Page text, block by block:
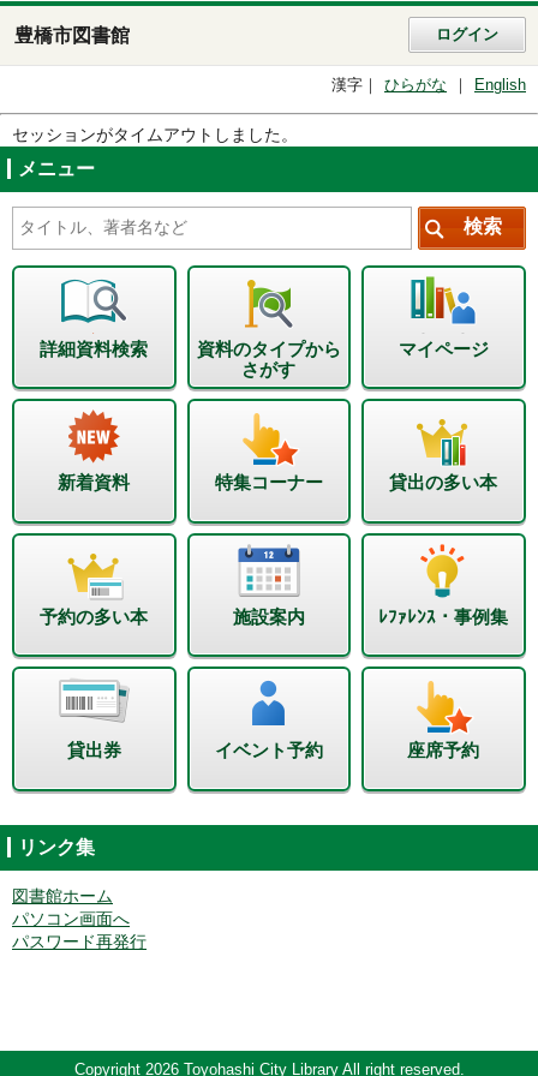
豊橋市図書館 ログイン
漢字 ひらがな English
セッションがタイムアウトしました。
メニュー
詳細資料検索
資料のタイプから
さがす
マイページ
新着資料 特集コーナー 貸出の多い本
予約の多い本 施設案内 ﾚﾌｧﾚﾝｽ・事例集
貸出券 イベント予約 座席予約
リンク集
図書館ホーム
パソコン画面へ
パスワード再発行
Copyright 2026 Toyohashi City Library All right reserved.